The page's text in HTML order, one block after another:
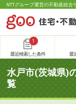
NTTグループ運営の不動産総合
1
最近検索した条件 最
水戸市(茨城県)
覧